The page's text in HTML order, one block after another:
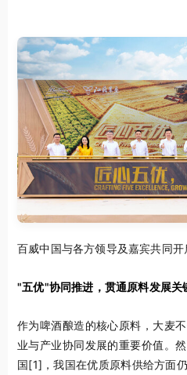
百威中国与各方领导及嘉宾共同
"五优"协同推进，贯通原料发展关
作为啤酒酿造的核心原料，大麦
业与产业协同发展的重要价值。
国[1] ，我国在优质原料供给方面